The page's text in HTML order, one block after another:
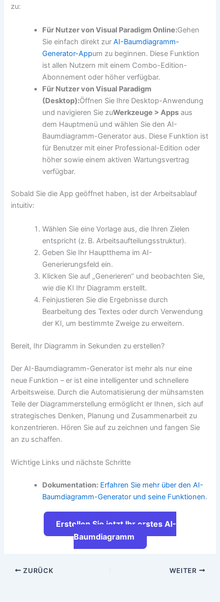
zu:
Für Nutzer von Visual Paradigm Online:Gehen
Sie einfach direkt zurAI-Baumdiagramm-
Generator-Appum zu beginnen. Diese Funktion
ist allen Nutzern mit einem Combo-Edition-
Abonnement oder höher verfügbar.
Für Nutzer von Visual Paradigm
(Desktop):Öffnen Sie Ihre Desktop-Anwendung
und navigieren Sie zuWerkzeuge > Apps aus
dem Hauptmenü und wählen Sie den AI-
Baumdiagramm-Generator aus. Diese Funktion ist
für Benutzer mit einer Professional-Edition oder
höher sowie einem aktiven Wartungsvertrag
verfügbar.
Sobald Sie die App geöffnet haben, ist der Arbeitsablauf
intuitiv:
Wählen Sie eine Vorlage aus, die Ihren Zielen
entspricht (z. B. Arbeitsaufteilungsstruktur).
Geben Sie Ihr Hauptthema im AI-
Generierungsfeld ein.
Klicken Sie auf „Generieren“ und beobachten Sie,
wie die KI Ihr Diagramm erstellt.
Feinjustieren Sie die Ergebnisse durch
Bearbeitung des Textes oder durch Verwendung
der KI, um bestimmte Zweige zu erweitern.
Bereit, Ihr Diagramm in Sekunden zu erstellen?
Der AI-Baumdiagramm-Generator ist mehr als nur eine
neue Funktion – er ist eine intelligenter und schnellere
Arbeitsweise. Durch die Automatisierung der mühsamsten
Teile der Diagrammerstellung ermöglicht er Ihnen, sich auf
strategisches Denken, Planung und Zusammenarbeit zu
konzentrieren. Hören Sie auf zu zeichnen und fangen Sie
an zu schaffen.
Wichtige Links und nächste Schritte
Dokumentation: Erfahren Sie mehr über den AI-
Baumdiagramm-Generator und seine Funktionen.
Erstellen Sie jetzt Ihr erstes AI-
Baumdiagramm
ZURÜCK WEITER